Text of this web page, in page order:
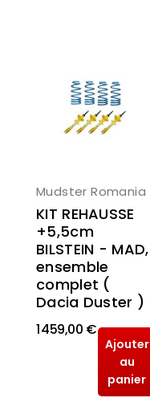
Mudster Romania
KIT REHAUSSE
+5,5cm
BILSTEIN - MAD,
ensemble
complet (
Dacia Duster )
1 459,00 €
Ajouter
au
panier